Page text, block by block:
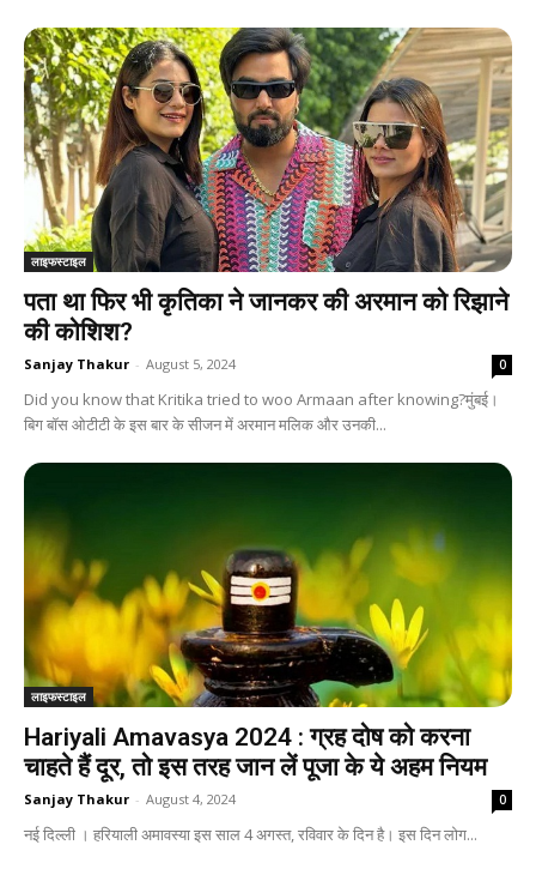
लाइफस्टाइल
पता था फिर भी कृतिका ने जानकर की अरमान को रिझाने
की कोशिश?
Sanjay Thakur - August 5, 2024 0
Did you know that Kritika tried to woo Armaan after knowing?मुंबई।
बिग बॉस ओटीटी के इस बार के सीजन में अरमान मलिक और उनकी...
लाइफस्टाइल
Hariyali Amavasya 2024 : ग्रह दोष को करना
चाहते हैं दूर, तो इस तरह जान लें पूजा के ये अहम नियम
Sanjay Thakur - August 4, 2024 0
नई दिल्‍ली । हरियाली अमावस्या इस साल 4 अगस्त, रविवार के दिन है। इस दिन लोग...